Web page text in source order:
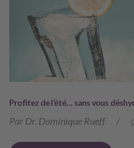
Profitez de l’été… sans vous
Par Dr. Dominique Rueff /